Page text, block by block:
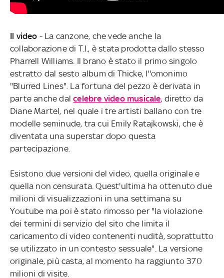
Il video - La canzone, che vede anche la
collaborazione di T.I., è stata prodotta dallo stesso
Pharrell Williams. Il brano è stato il primo singolo
estratto dal sesto album di Thicke, l''omonimo
"Blurred Lines". La fortuna del pezzo è derivata in
parte anche dalcelebre video musicale, diretto da
Diane Martel, nel quale i tre artisti ballano con tre
modelle seminude, tra cui Emily Ratajkowski, che è
diventata una superstar dopo questa
partecipazione.
Esistono due versioni del video, quella originale e
quella non censurata. Quest'ultima ha ottenuto due
milioni di visualizzazioni in una settimana su
Youtube ma poi è stato rimosso per "la violazione
dei termini di servizio del sito che limita il
caricamento di video contenenti nudità, soprattutto
se utilizzato in un contesto sessuale". La versione
originale, più casta, al momento ha raggiunto 370
milioni di visite.